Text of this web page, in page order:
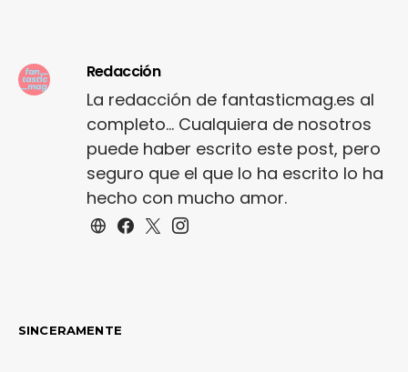
Redacción
La redacción de fantasticmag.es al
completo... Cualquiera de nosotros
puede haber escrito este post, pero
seguro que el que lo ha escrito lo ha
hecho con mucho amor.
SINCERAMENTE